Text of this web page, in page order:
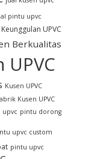
pintu upvc
Keunggulan UPVC
Berkualitas
UPVC
Kusen UPVC
Kusen UPVC
upvc pintu dorong
upvc custom
pintu upvc